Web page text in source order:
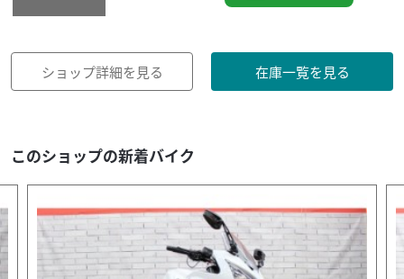
ショップ詳細を見る 在庫一覧を見る
このショップの新着バイク